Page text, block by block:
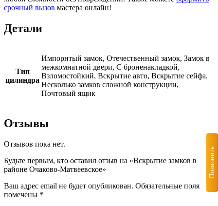
срочный вызов мастера онлайн!
Детали
Тип
цилиндра
Импорнтый замок, Отечественный замок, Замок в
межкомнатной двери, С броненакладкой,
Взломостойкий, Вскрытие авто, Вскрытие сейфа,
Несколько замков сложной конструкции,
Почтовый ящик
Отзывы
Отзывов пока нет.
Будьте первым, кто оставил отзыв на «Вскрытие замков в
районе Очаково-Матвеевское»
Ваш адрес email не будет опубликован. Обязательные поля
помечены *
Позвонить